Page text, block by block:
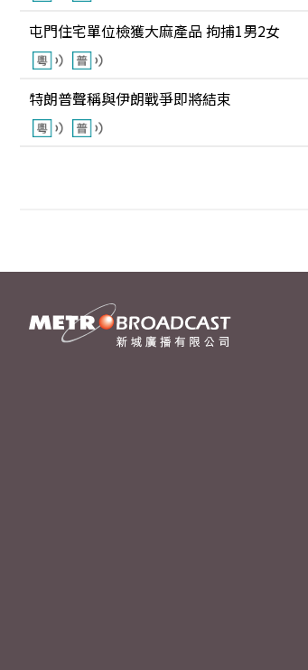
屯門住宅單位檢獲大麻產品 拘捕1男2女
特朗普聲稱與伊朗戰爭即將結束